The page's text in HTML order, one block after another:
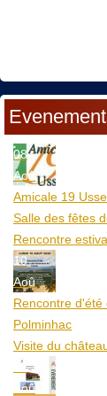
08
Aoû
Amicale 19
Salle des fêtes
Rencontre
10
Aoû
Rencontre
Polminhac
Visite du
12
Aoû